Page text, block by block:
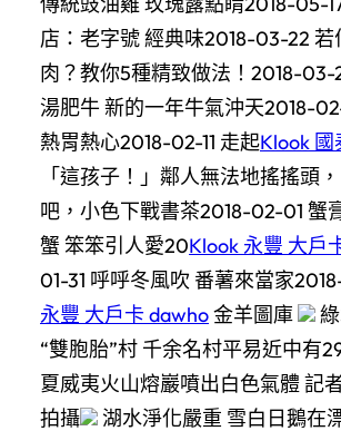
店：老字號 經典味2018-03-22 若
肉？教你5種精致做法！2018-
湯肥牛 新的一年牛氣沖天2018-
熱胃熱心2018-02-11 走起Klook 國
「這孩子！」鄰人無法地搖搖頭
吧，小色下戰書茶2018-02-01 蟹
蟹 笨笨引人愛20Klook 永豐 大戶
01-31 呼呼冬風吹 番薯來當家
永豐 大戶卡 dawho金羊圖庫
“雙胞胎”村 千余名村平易近中有
夏威夷火山熔巖噴出白色氣體 記
拍攝
湖水淨化嚴重 雪白日鵝在